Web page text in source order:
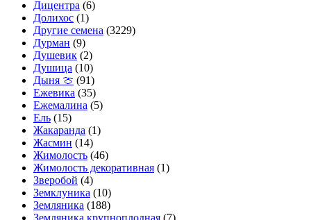
Дицентра (6)
Долихос (1)
Другие семена (3229)
Дурман (9)
Душевик (2)
Душица (10)
Дыня 🍈 (91)
Ежевика (35)
Ежемалина (5)
Ель (15)
Жакаранда (1)
Жасмин (14)
Жимолость (46)
Жимолость декоративная (1)
Зверобой (4)
Земклуника (10)
Земляника (188)
Земляника крупноплодная (7)